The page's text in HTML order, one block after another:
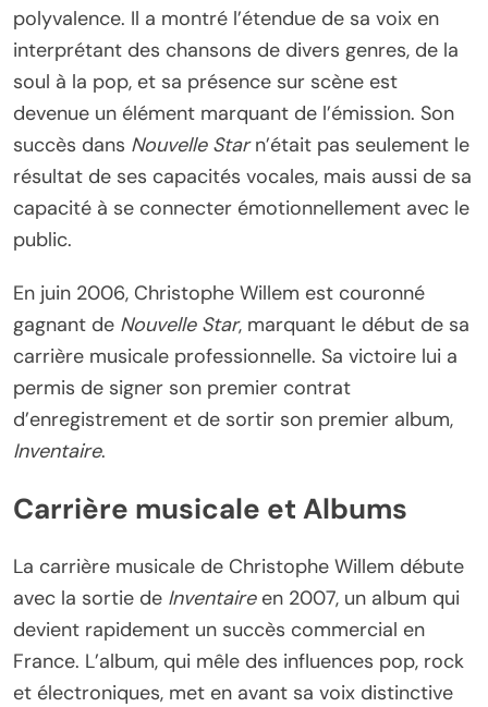
polyvalence. Il a montré l’étendue de sa voix en
interprétant des chansons de divers genres, de la
soul à la pop, et sa présence sur scène est
devenue un élément marquant de l’émission. Son
succès dans Nouvelle Starn’était pas seulement le
résultat de ses capacités vocales, mais aussi de sa
capacité à se connecter émotionnellement avec le
public.
En juin 2006, Christophe Willem est couronné
gagnant de Nouvelle Star, marquant le début de sa
carrière musicale professionnelle. Sa victoire lui a
permis de signer son premier contrat
d’enregistrement et de sortir son premier album,
Inventaire.
Carrière musicale et Albums
La carrière musicale de Christophe Willem débute
avec la sortie de Inventaireen 2007, un album qui
devient rapidement un succès commercial en
France. L’album, qui mêle des influences pop, rock
et électroniques, met en avant sa voix distinctive